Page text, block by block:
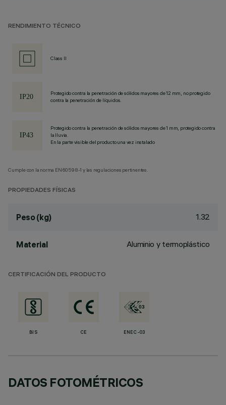
RENDIMIENTO TÉCNICO
Class II
Protegido contra la penetración de sólidos mayores de 12 mm, no protegido
contra la penetración de líquidos.
Protegido contra la penetración de sólidos mayores de 1 mm, protegido contra
la lluvia.
En la parte visible del producto una vez instalado
Cumple con la norma EN60598-1 y las regulaciones pertinentes.
PROPIEDADES FÍSICAS
Peso (kg) 1.32
Material Aluminio y termoplástico
CERTIFICACIÓN DEL PRODUCTO
BIS CE ENEC-03
DATOS FOTOMÉTRICOS